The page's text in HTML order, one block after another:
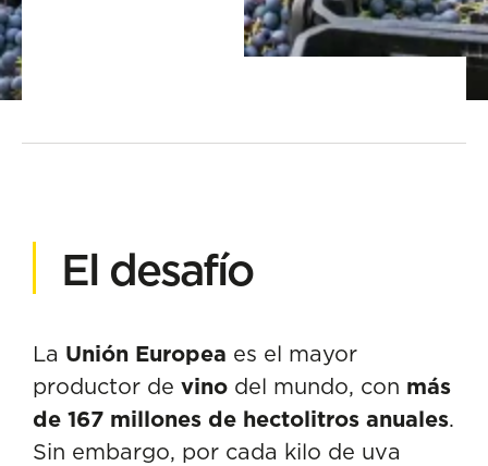
El desafío
La Unión Europea es el mayor
productor de vino del mundo, con más
de 167 millones de hectolitros anuales.
Sin embargo, por cada kilo de uva